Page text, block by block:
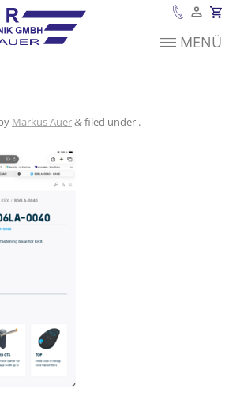
Es befinden sichMENÜ
Markus Auer &filed under .